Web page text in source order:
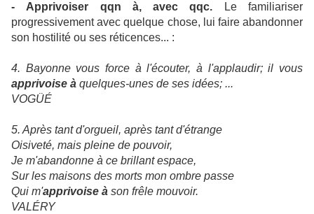
- Apprivoiser qqn à, avec qqc. Le familiariser
progressivement avec quelque chose, lui faire abandonner
son hostilité ou ses réticences... :
4. Bayonne vous force à l'écouter, à l'applaudir; il vous
apprivoise à quelques-unes de ses idées; ...
VOGÜÉ
5. Après tant d'orgueil, après tant d'étrange
Oisiveté, mais pleine de pouvoir,
Je m'abandonne à ce brillant espace,
Sur les maisons des morts mon ombre passe
Qui m'apprivoise à son frêle mouvoir.
VALÉRY